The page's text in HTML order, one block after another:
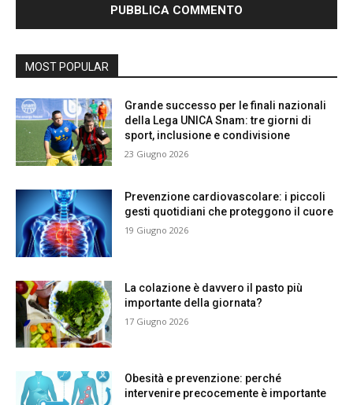
MOST POPULAR
Grande successo per le finali nazionali
della Lega UNICA Snam: tre giorni di
sport, inclusione e condivisione
23 Giugno 2026
Prevenzione cardiovascolare: i piccoli
gesti quotidiani che proteggono il cuore
19 Giugno 2026
La colazione è davvero il pasto più
importante della giornata?
17 Giugno 2026
Obesità e prevenzione: perché
intervenire precocemente è importante